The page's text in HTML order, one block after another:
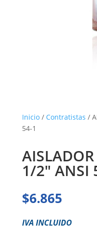
Inicio/ Contratistas /
54-1
1/2″ ANSI
$6.865
IVA INCLUIDO